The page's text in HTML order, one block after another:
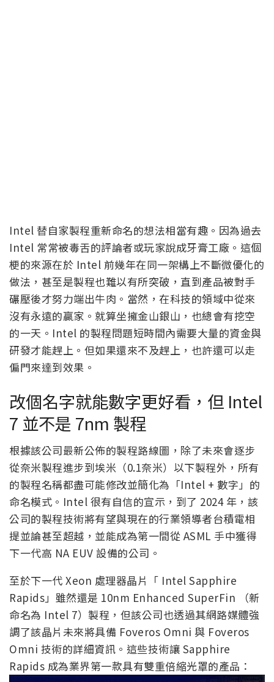
Intel 替自家製程重新命名的想法相當有趣。因為過去
Intel 常常被毒舌的評論者或玩家說成牙膏工廠。這個
梗的來源在於 Intel 前幾年在同一架構上不斷微優化的
做法，甚至是製程也難以有所突破，直到產品被對手
碾壓後才努力端出牛肉。當然，在科技的領域中從來
沒有永遠的贏家。就算坐擁金山銀山，也總會有挖空
的一天。Intel 的製程問題短時間內需要大量的資金與
研發才能趕上。但如果還來不及趕上，也許還可以走
偏門來達到效果。
改個名字就能數字更好看，但 Intel
7 並不是 7nm 製程
根據該公司最新公佈的製程路線圖，除了未來會逐步
從奈米製程進步到埃米（0.1奈米）以下製程外，所有
的製程名稱都盡可能修改並簡化為「Intel + 數字」的
命名模式。Intel 很有自信的宣示，到了 2024 年，該
公司的製程技術將有望與現在的行業領導者台積電相
提並論甚至超越，並能成為第一間從 ASML 手中獲得
下一代高 NA EUV 設備的公司。
至於下一代 Xeon 處理器晶片「 Intel Sapphire
Rapids」雖然還是 10nm Enhanced SuperFin （新
命名為 Intel 7）製程，但該公司也透過其網路媒體強
調了該晶片未來將具備 Foveros Omni 與 Foveros
Omni 技術的詳細資訊。這些技術讓 Sapphire
Rapids 成為業界第一款具有雙重倍縮光罩的產品：